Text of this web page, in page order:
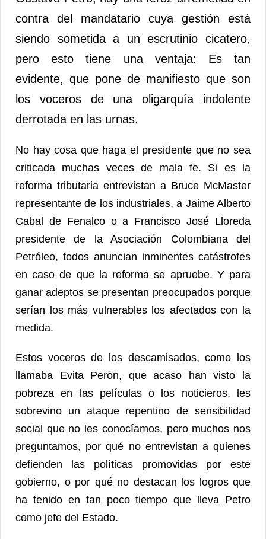
contra del mandatario cuya gestión está
siendo sometida a un escrutinio cicatero,
pero esto tiene una ventaja: Es tan
evidente, que pone de manifiesto que son
los voceros de una oligarquía indolente
derrotada en las urnas.
No hay cosa que haga el presidente que no sea
criticada muchas veces de mala fe. Si es la
reforma tributaria entrevistan a Bruce McMaster
representante de los industriales, a Jaime Alberto
Cabal de Fenalco o a Francisco José Lloreda
presidente de la Asociación Colombiana del
Petróleo, todos anuncian inminentes catástrofes
en caso de que la reforma se apruebe. Y para
ganar adeptos se presentan preocupados porque
serían los más vulnerables los afectados con la
medida.
Estos voceros de los descamisados, como los
llamaba Evita Perón, que acaso han visto la
pobreza en las películas o los noticieros, les
sobrevino un ataque repentino de sensibilidad
social que no les conocíamos, pero muchos nos
preguntamos, por qué no entrevistan a quienes
defienden las políticas promovidas por este
gobierno, o por qué no destacan los logros que
ha tenido en tan poco tiempo que lleva Petro
como jefe del Estado.